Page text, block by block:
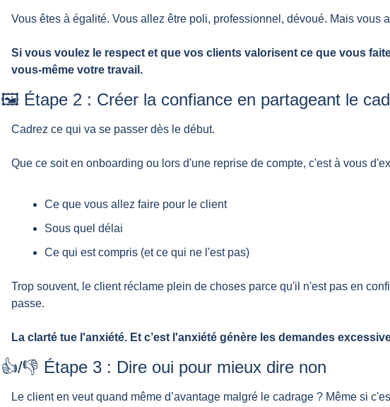
Vous êtes à égalité. Vous allez être poli, professionnel, dévoué. Mais vous
Si vous voulez le respect et que vos clients valorisent ce que vous
vous-même votre travail.
🖼️ Étape 2 : Créer la confiance en partageant le
Cadrez ce qui va se passer dès le début.
Que ce soit en onboarding ou lors d'une reprise de compte, c'est à vous
Ce que vous allez faire pour le client
Sous quel délai
Ce qui est compris (et ce qui ne l'est pas)
Trop souvent, le client réclame plein de choses parce qu'il n'est pas en
passe.
La clarté tue l'anxiété. Et c’est l'anxiété génère les demandes
👍/👎 Étape 3 : Dire oui pour mieux dire non
Le client en veut quand même d’avantage malgré le cadrage ? Même si